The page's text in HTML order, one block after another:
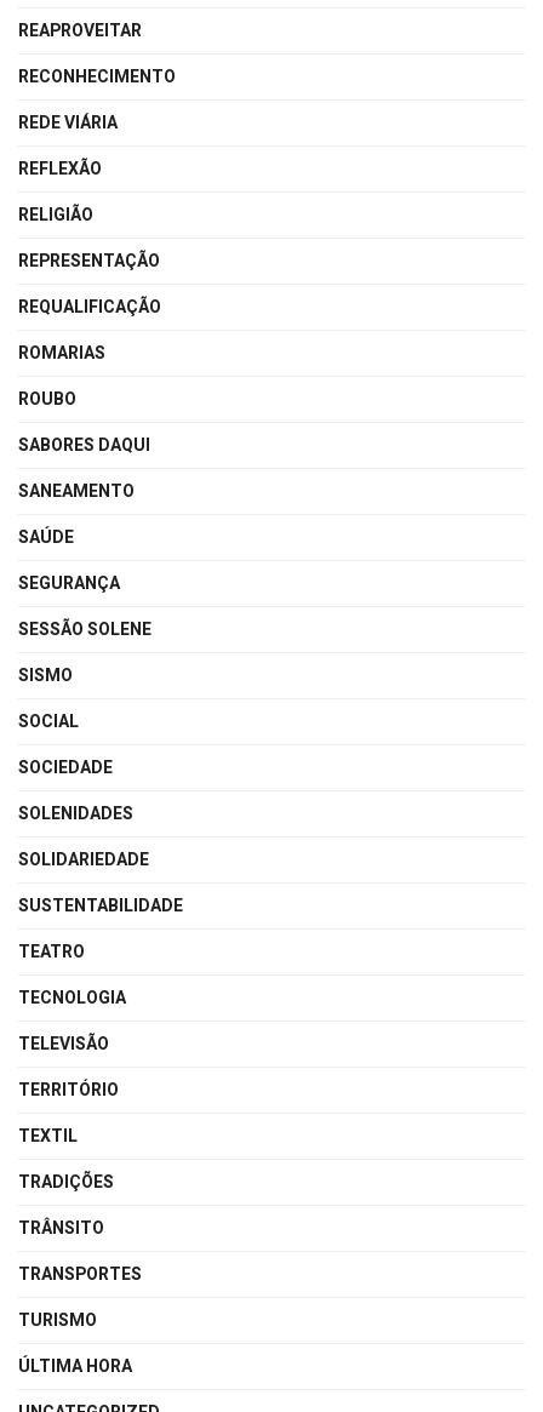
REAPROVEITAR
RECONHECIMENTO
REDE VIÁRIA
REFLEXÃO
RELIGIÃO
REPRESENTAÇÃO
REQUALIFICAÇÃO
ROMARIAS
ROUBO
SABORES DAQUI
SANEAMENTO
SAÚDE
SEGURANÇA
SESSÃO SOLENE
SISMO
SOCIAL
SOCIEDADE
SOLENIDADES
SOLIDARIEDADE
SUSTENTABILIDADE
TEATRO
TECNOLOGIA
TELEVISÃO
TERRITÓRIO
TEXTIL
TRADIÇÕES
TRÂNSITO
TRANSPORTES
TURISMO
ÚLTIMA HORA